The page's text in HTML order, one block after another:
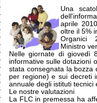
Una
aprile
oltre il 5%
Organici
Ministro
Nelle giornate di
informative sulle dotazioni
stata consegnata la bozza
per regione) e sui decreti
annuale degli istituti tecnici
Le nostre valutazioni
La FLC in premessa ha